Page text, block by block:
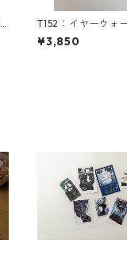
T152：イヤーウォ
（M）／津田命子デ
イヌ文様編み込み
¥3,850